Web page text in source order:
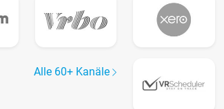
Alle 60+ Kanäle